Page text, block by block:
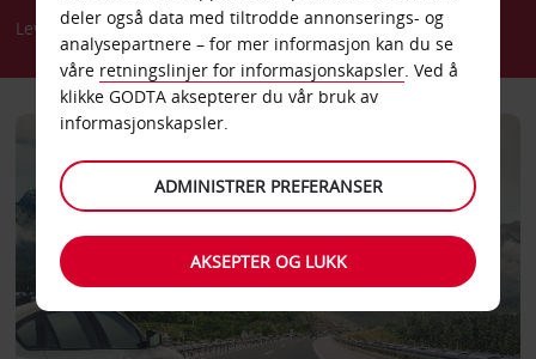
Leverer bærekraftig transport for planeten og menneskene.
deler også data med tiltrodde annonserings- og
analysepartnere – for mer informasjon kan du se
våre retningslinjer for informasjonskapsler. Ved å
klikke GODTA aksepterer du vår bruk av
informasjonskapsler.
ADMINISTRER PREFERANSER
AKSEPTER OG LUKK